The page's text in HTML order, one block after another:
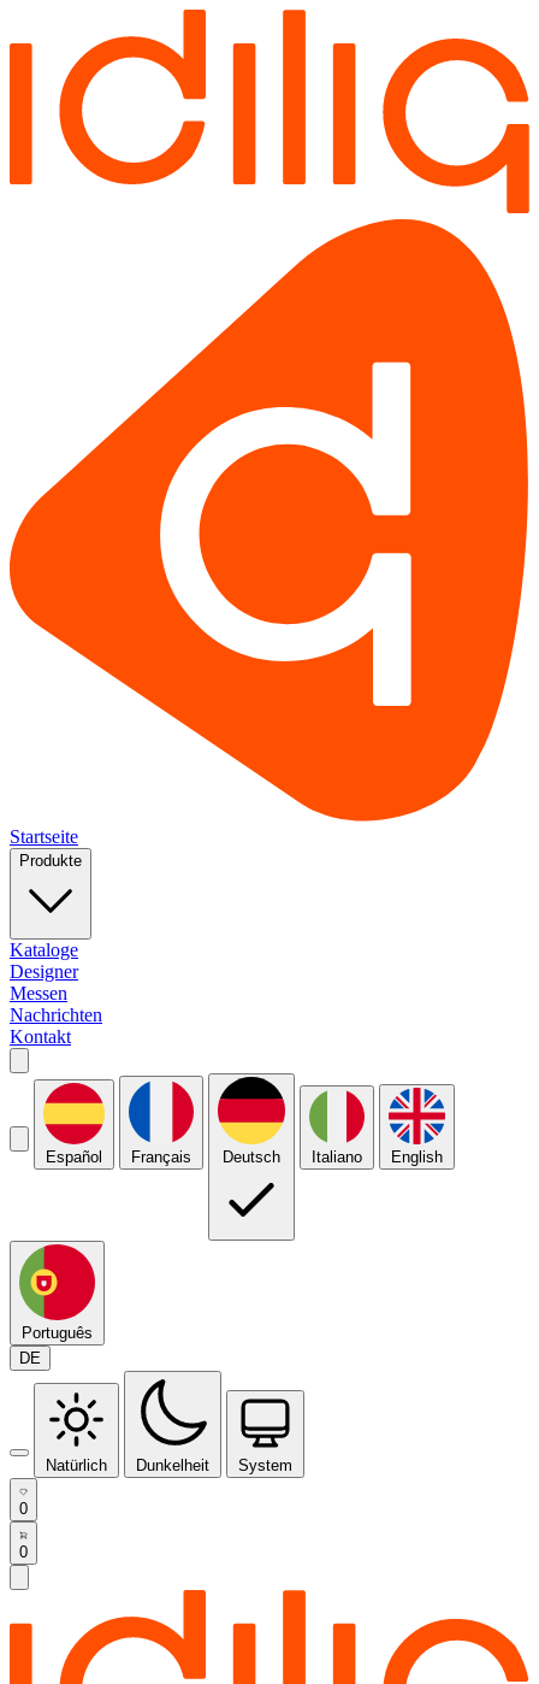
Startseite
Produkte
Kataloge
Designer
Messen
Nachrichten
Kontakt
Español Français Deutsch Italiano English
Português
DE
Natürlich Dunkelheit System
0
0